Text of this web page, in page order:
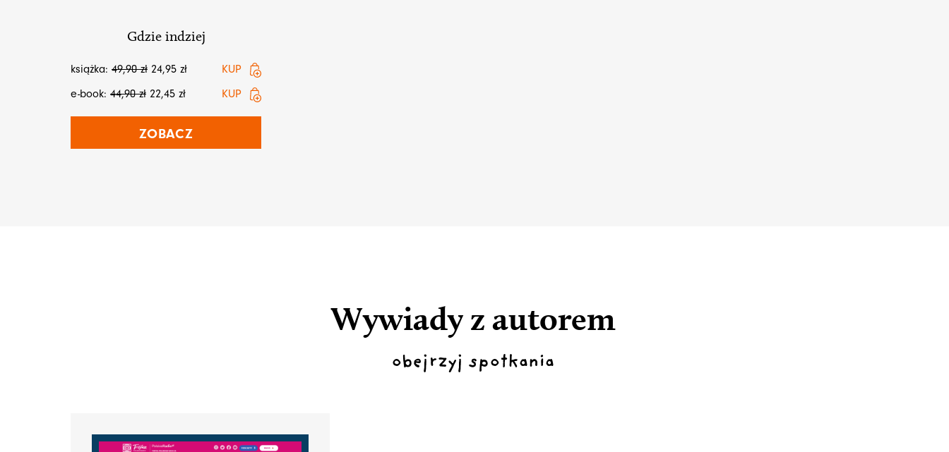
Gdzie indziej
książka: 49,90zł 24,95 zł
KUP
e-book: 44,90zł 22,45 zł KUP
ZOBACZ
Wywiady z autorem
obejrzyj spotkania